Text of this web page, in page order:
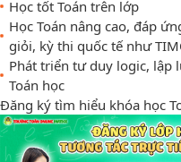
Học tốt Toán trên lớp
Học Toán nâng cao, đáp
giỏi, kỳ thi quốc tế như
Phát triển tư duy logic, lập
Toán học
Đăng ký tìm hiểu khóa học